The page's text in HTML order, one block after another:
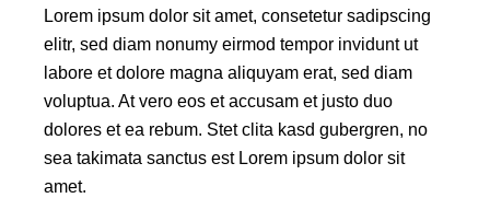
Lorem ipsum dolor sit amet, consetetur sadipscing
elitr, sed diam nonumy eirmod tempor invidunt ut
labore et dolore magna aliquyam erat, sed diam
voluptua. At vero eos et accusam et justo duo
dolores et ea rebum. Stet clita kasd gubergren, no
sea takimata sanctus est Lorem ipsum dolor sit
amet.